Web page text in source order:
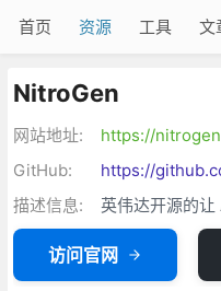
首页 资源 工具 文
NitroGen
网站地址:
https://
GitHub:
https://
描述信息:
英伟达开源的
访问官网